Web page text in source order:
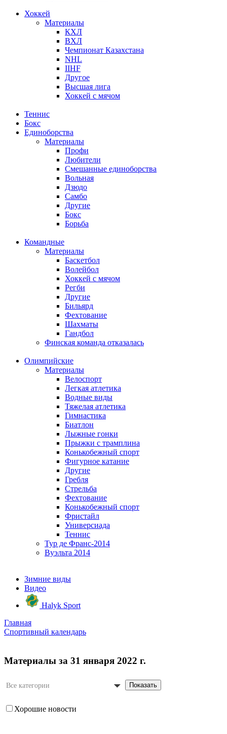
Хоккей
Материалы
КХЛ
ВХЛ
Чемпионат Казахстана
NHL
IIHF
Другое
Высшая лига
Хоккей с мячом
Теннис
Бокс
Единоборства
Материалы
Профи
Любители
Смешанные единоборства
Вольная
Дзюдо
Самбо
Другие
Бокс
Борьба
Командные
Материалы
Баскетбол
Волейбол
Хоккей с мячом
Регби
Другие
Бильярд
Фехтование
Шахматы
Гандбол
Финская команда отказалась
Олимпийские
Материалы
Велоспорт
Легкая атлетика
Водные виды
Тяжелая атлетика
Гимнастика
Биатлон
Лыжные гонки
Прыжки с трамплина
Конькобежный спорт
Фигурное катание
Другие
Гребля
Стрельба
Фехтование
Конькобежный спорт
Фристайл
Универсиада
Теннис
Тур де Франс-2014
Вуэльта 2014
Зимние виды
Видео
Halyk Sport
Главная
Спортивный календарь
Материалы за 31 января 2022 г.
Все категории Показать
Хорошие новости